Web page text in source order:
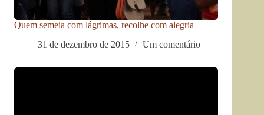
Quem semeia com lágrimas, recolhe com alegria
31 de dezembro de 2015
Um comentário